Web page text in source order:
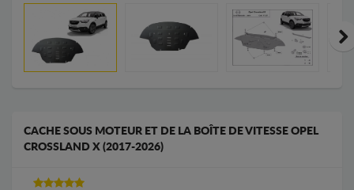
CACHE SOUS MOTEUR ET DE LA BOÎTE DE VITESSE OPEL
CROSSLAND X (2017-2026)